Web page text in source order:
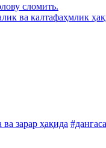
сломить.
ва калтафаҳмлик
зарар ҳақида